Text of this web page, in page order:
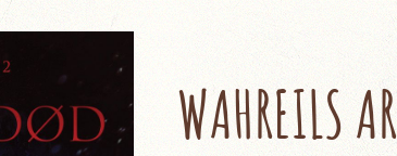
WAHREILS